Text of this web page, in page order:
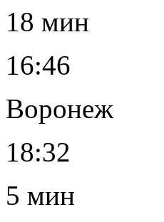
18 мин
16:46
Воронеж
18:32
5 мин